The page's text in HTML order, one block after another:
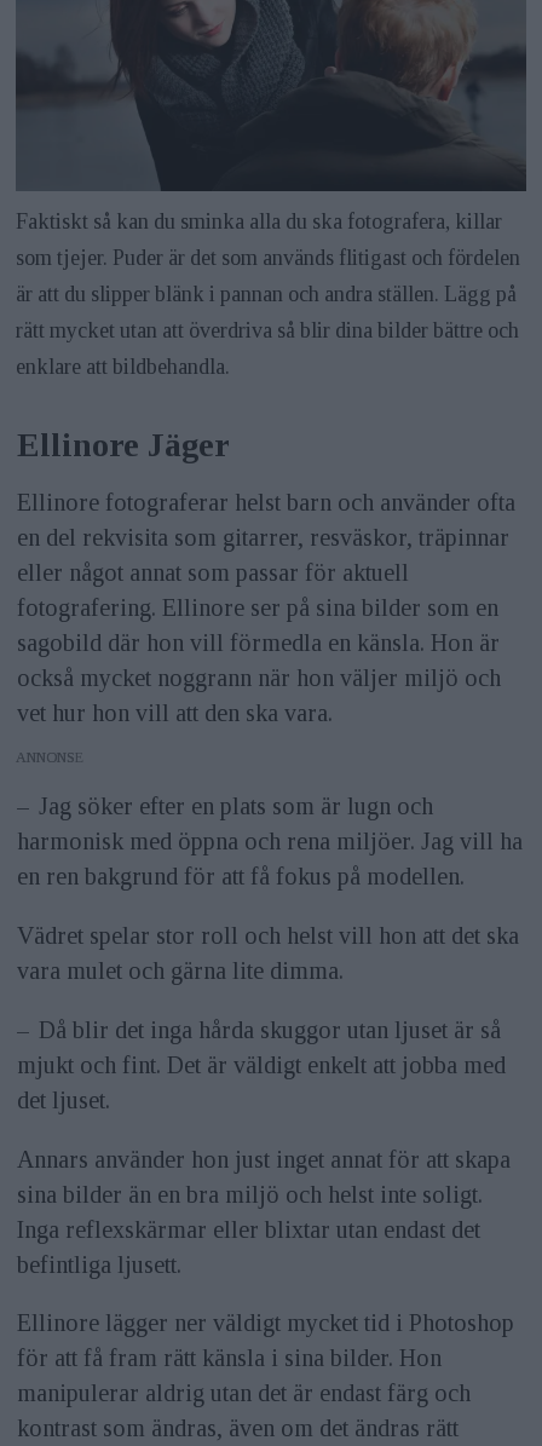
Faktiskt så kan du sminka alla du ska fotografera, killar
som tjejer. Puder är det som används flitigast och fördelen
är att du slipper blänk i pannan och andra ställen. Lägg på
rätt mycket utan att överdriva så blir dina bilder bättre och
enklare att bildbehandla.
Ellinore Jäger
Ellinore fotograferar helst barn och använder ofta
en del rekvisita som gitarrer, resväskor, träpinnar
eller något annat som passar för aktuell
fotografering. Ellinore ser på sina bilder som en
sagobild där hon vill förmedla en känsla. Hon är
också mycket noggrann när hon väljer miljö och
vet hur hon vill att den ska vara.
ANNONS
– Jag söker efter en plats som är lugn och
harmonisk med öppna och rena miljöer. Jag vill ha
en ren bakgrund för att få fokus på modellen.
Vädret spelar stor roll och helst vill hon att det ska
vara mulet och gärna lite dimma.
– Då blir det inga hårda skuggor utan ljuset är så
mjukt och fint. Det är väldigt enkelt att jobba med
det ljuset.
Annars använder hon just inget annat för att skapa
sina bilder än en bra miljö och helst inte soligt.
Inga reflexskärmar eller blixtar utan endast det
befintliga ljusett.
Ellinore lägger ner väldigt mycket tid i Photoshop
för att få fram rätt känsla i sina bilder. Hon
manipulerar aldrig utan det är endast färg och
kontrast som ändras, även om det ändras rätt